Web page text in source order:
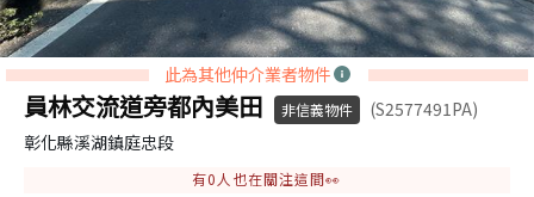
此為其他仲介業者物件
員林交流道旁都內美田 非信義物件
(S2577491PA)
彰化縣溪湖鎮庭忠段
有0 人也在關注這間👀